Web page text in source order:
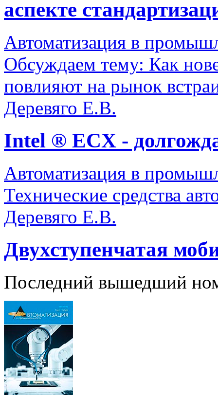
аспекте
Автоматизация в
Обсуждаем тему: Как
повлияют на рынок
Деревяго Е.В.
Intel ® ECX -
Автоматизация в
Технические средства
Деревяго Е.В.
Двухступенчатая
Последний вышедший